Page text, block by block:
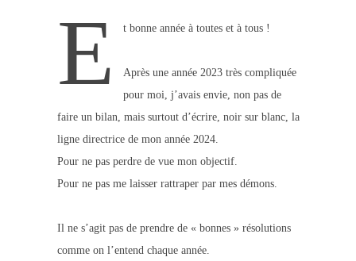
E t bonne année à toutes et à tous !
Après une année 2023 très compliquée
pour moi, j’avais envie, non pas de
faire un bilan, mais surtout d’écrire, noir sur blanc, la
ligne directrice de mon année 2024.
Pour ne pas perdre de vue mon objectif.
Pour ne pas me laisser rattraper par mes démons.
Il ne s’agit pas de prendre de « bonnes » résolutions
comme on l’entend chaque année.